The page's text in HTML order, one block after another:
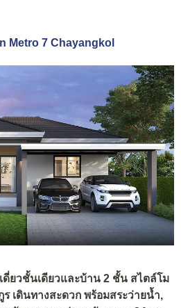
Metro 7 Chayangkol
ยวชั้นเดียวและบ้าน 2 ชั้น สไตล์โม
เดินทางสะดวก พร้อมสระว่ายน้ำ,